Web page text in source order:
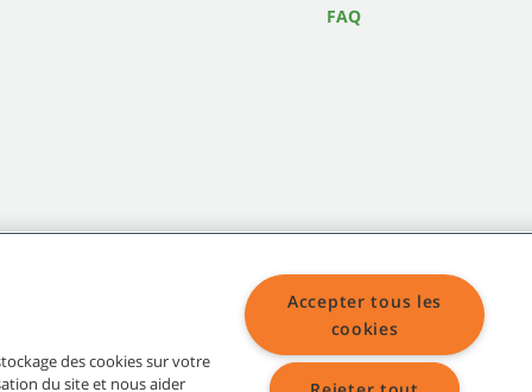
FAQ
Plan du site|Politiques
des cookies sur votre
du site et nous aider
Accepter tous les
cookies